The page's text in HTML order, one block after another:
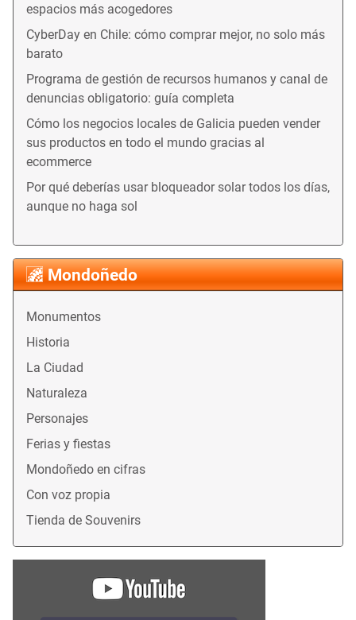
Mondoñedo
Monumentos
Historia
La Ciudad
Naturaleza
Personajes
Ferias y fiestas
Mondoñedo en cifras
Con voz propia
Tienda de Souvenirs
espacios más acogedores
CyberDay en Chile: cómo comprar mejor, no solo más
barato
Programa de gestión de recursos humanos y canal de
denuncias obligatorio: guía completa
Cómo los negocios locales de Galicia pueden vender
sus productos en todo el mundo gracias al
ecommerce
Por qué deberías usar bloqueador solar todos los días,
aunque no haga sol